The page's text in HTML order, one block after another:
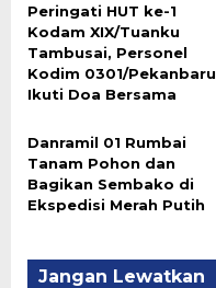
Peringati HUT ke-1
Kodam XIX/Tuanku
Tambusai, Personel
Kodim 0301/Pekanbaru
Ikuti Doa Bersama
Danramil 01 Rumbai
Tanam Pohon dan
Bagikan Sembako di
Ekspedisi Merah Putih
Jangan Lewatkan